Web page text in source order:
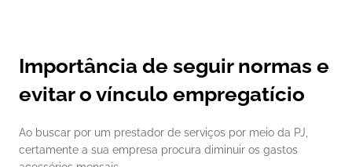
Importância de seguir normas e
evitar o vínculo empregatício
Ao buscar por um prestador de serviços por meio da PJ,
certamente a sua empresa procura diminuir os gastos